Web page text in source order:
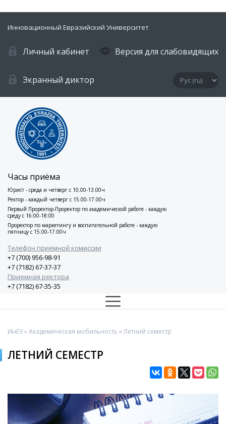
Инновационный Евразийский Университет
Личный кабинет Версия для слабовидящих
Экранный диктор
Часы приёма
Юрист - среда и четверг с 10.00-13.00ч
Ректор - каждый четверг с 15.00-17.00ч
Первый Проректор-Проректор по академической работе - каждую
среду с 16:00-18:00
Проректор по маркетингу и воспитательной работе - каждую
пятницу с 15.00-17.00ч
Телефон приемной комиссии
+7 (700) 956-98-91
+7 (7182) 67-37-37
Приемная ректора
+7 (7182) 67-35-35
ИнЕУ»Академическая мобильность » Летний семестр
ЛЕТНИЙ СЕМЕСТР